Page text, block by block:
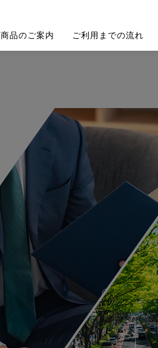
商品のご案内 ご利用までの流れ